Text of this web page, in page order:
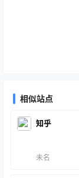
相似站点
知乎
未名